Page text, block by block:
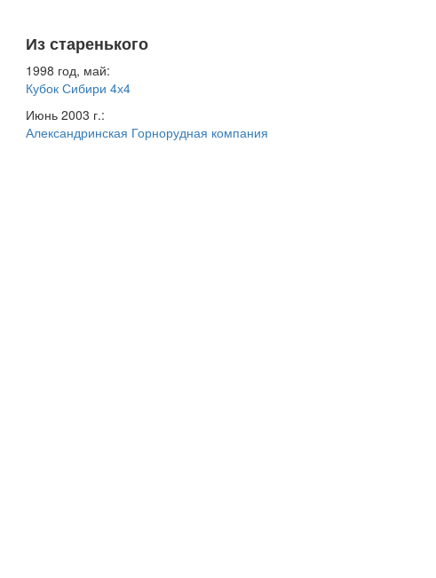
Из старенького
1998 год, май:
Кубок Сибири 4х4
Июнь 2003 г.:
Александринская Горнорудная компания